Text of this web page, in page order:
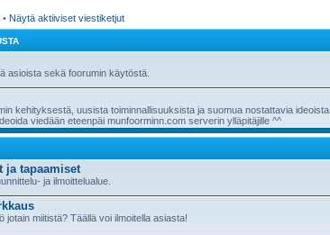
• Näytä aktiiviset viestiketjut
asioista sekä foorumin käytöstä.
kehityksestä, uusista toiminnallisuuksista ja suomua nostattavia ideoista.
viedään eteenpäi munfoorminn.com serverin ylläpitäjille ^^
ja tapaamiset
ja ilmoittelualue.
jotain miitistä? Täällä voi ilmoitella asiasta!